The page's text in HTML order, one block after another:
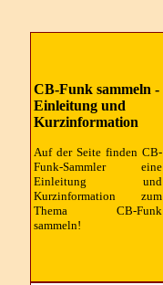
CB-Funk sammeln -
Einleitung und
Kurzinformation
Auf der Seite finden CB-
Funk-Sammler eine
Einleitung und
Kurzinformation zum
Thema CB-Funk
sammeln!